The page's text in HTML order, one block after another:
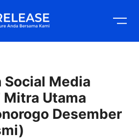
Social Media
Utama
Desember